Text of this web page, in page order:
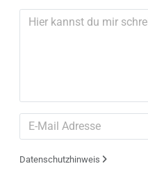
Datenschutzhinweis